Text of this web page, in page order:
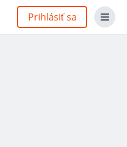
Prihlásiť sa